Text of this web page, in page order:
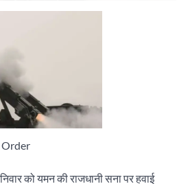
को यमन की राजधानी सना पर हवाई